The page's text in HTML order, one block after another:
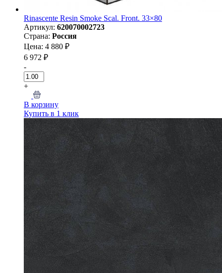
Rinascente Resin Smoke Scal. Front. 33×80
Артикул: 620070002723
Страна: Россия
Цена: 4 880 ₽
6 972 ₽
-
+
В корзину
Купить в 1 клик